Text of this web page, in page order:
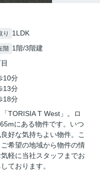
り 1LDK
階 1階/3階建
10分
13分
18分
TORISIA T West」。ロ
にある物件です。いつ
好な気持ちよい物件。こ
希望の地域から物件の情
軽に当社スタッフまでお
ております。